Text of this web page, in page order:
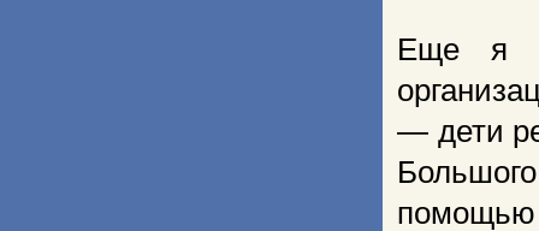
Еще я
— дети
помощью